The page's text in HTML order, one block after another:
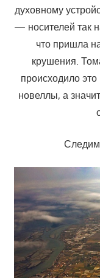
духовному
— носителей так
что пришла
крушения.
происходило
новеллы, а
Следим